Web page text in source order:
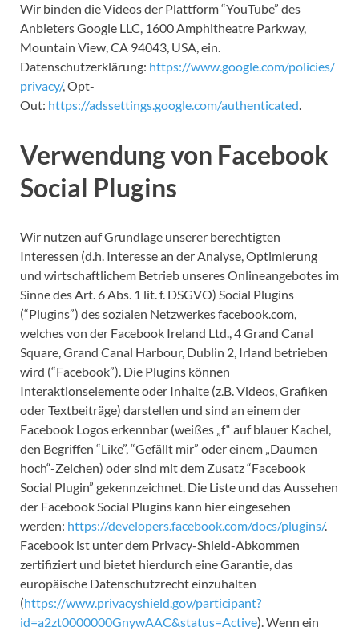
Wir binden die Videos der Plattform “YouTube” des
Anbieters Google LLC, 1600 Amphitheatre Parkway,
Mountain View, CA 94043, USA, ein.
Datenschutzerklärung: https://www.google.com/policies/
privacy/, Opt-
Out: https://adssettings.google.com/authenticated.
Verwendung von Facebook
Social Plugins
Wir nutzen auf Grundlage unserer berechtigten
Interessen (d.h. Interesse an der Analyse, Optimierung
und wirtschaftlichem Betrieb unseres Onlineangebotes im
Sinne des Art. 6 Abs. 1 lit. f. DSGVO) Social Plugins
(“Plugins”) des sozialen Netzwerkes facebook.com,
welches von der Facebook Ireland Ltd., 4 Grand Canal
Square, Grand Canal Harbour, Dublin 2, Irland betrieben
wird (“Facebook”). Die Plugins können
Interaktionselemente oder Inhalte (z.B. Videos, Grafiken
oder Textbeiträge) darstellen und sind an einem der
Facebook Logos erkennbar (weißes „f“ auf blauer Kachel,
den Begriffen “Like”, “Gefällt mir” oder einem „Daumen
hoch“-Zeichen) oder sind mit dem Zusatz “Facebook
Social Plugin” gekennzeichnet. Die Liste und das Aussehen
der Facebook Social Plugins kann hier eingesehen
werden: https://developers.facebook.com/docs/plugins/.
Facebook ist unter dem Privacy-Shield-Abkommen
zertifiziert und bietet hierdurch eine Garantie, das
europäische Datenschutzrecht einzuhalten
(https://www.privacyshield.gov/participant?
id=a2zt0000000GnywAAC&status=Active). Wenn ein